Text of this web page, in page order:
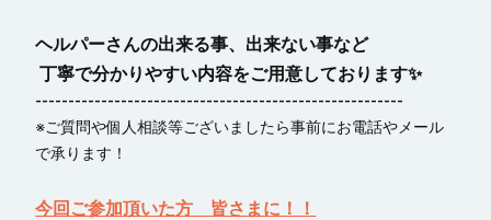
ヘルパーさんの出来る事、出来ない事など
丁寧で分かりやすい内容をご用意しております✨
--------------------------------------------------------
※ご質問や個人相談等ございましたら事前にお電話やメール
で承ります！
今回ご参加頂いた方 皆さまに！！